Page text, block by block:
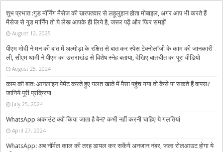
शुभ प्रभात :गुड मॉर्निंग मैसेज की खरपतवार से लहूलुहान होता मोबाइल, अगर आप भी करते हैं
मैसेज से गुड मार्निंग तो ये लेख आपके ही लिये है, जरूर पढ़ें और फिर समझें
August 12, 2025
पीएम मोदी ने मन की बात में अल्मोड़ा के रक्षित से बात कर स्पेस टेक्नोलॉजी के काम की जानकारी
ली, सीएम धामी ने पीएम का उत्तराखंड से विशेष स्नेह बताया, देखिए बातचीत का पूरा वीडियो
August 25, 2024
काम की बात: आनलाइन पेमेंट करते हुए गलत खाते में पैसा पहुंच गया तो कैसे पा सकते हैं वापस?
जानिये पूरी प्रक्रिया
July 25, 2024
WhatsApp अकाउंट क्यों किया जाता है बैन? कभी नहीं करनी चाहिए ये गलतियां
April 27, 2024
WhatsApp: अब नॉर्मल काल की तरह डायल कर सकेंगे अनजान नंबर, जल्द रोलआउट होगा ये